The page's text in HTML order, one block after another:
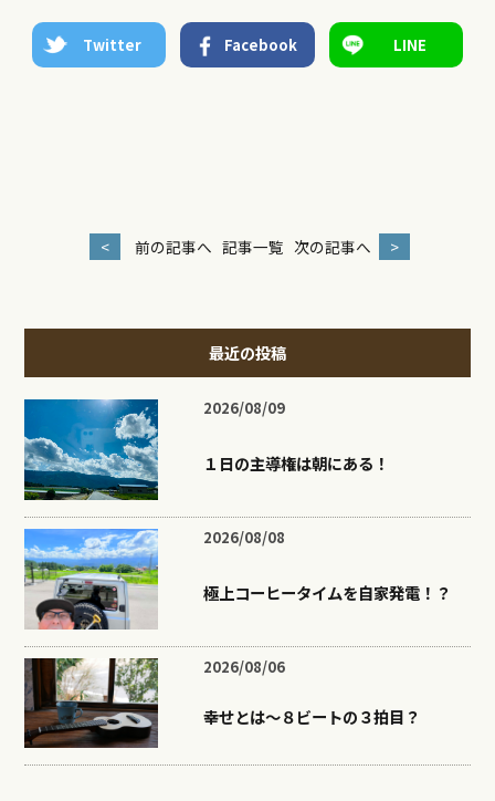
Twitter Facebook LINE
< 前の記事へ 記事一覧 次の記事へ >
最近の投稿
2026/08/09
１日の主導権は朝にある！
2026/08/08
極上コーヒータイムを自家発電！？
2026/08/06
幸せとは〜８ビートの３拍目？